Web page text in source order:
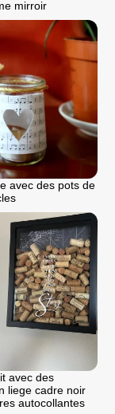
mirroir
avec des pots de
avec des
liege cadre noir
autocollantes